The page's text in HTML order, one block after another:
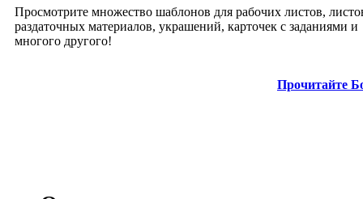
Просмотрите множество шаблонов для рабочих листов,
раздаточных материалов, украшений, карточек с заданиями и
многого другого!
Прочитайте